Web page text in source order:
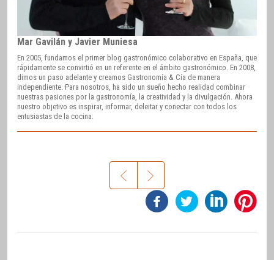
Mar Gavilán y Javier Muniesa
En 2005, fundamos el primer blog gastronómico colaborativo en España, que
rápidamente se convirtió en un referente en el ámbito gastronómico. En 2008,
dimos un paso adelante y creamos Gastronomía & Cía de manera
independiente. Para nosotros, ha sido un sueño hecho realidad combinar
nuestras pasiones por la gastronomía, la creatividad y la divulgación. Ahora
nuestro objetivo es inspirar, informar, deleitar y conectar con todos los
entusiastas de la cocina.